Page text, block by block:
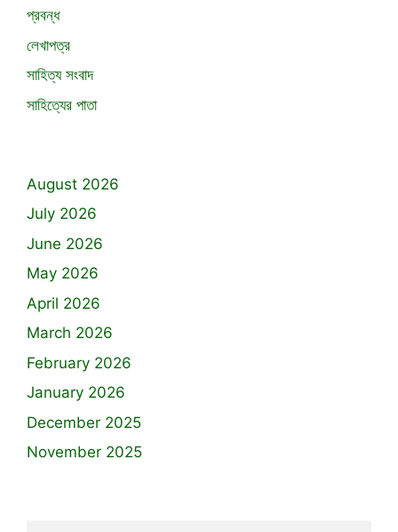
প্রবন্ধ
লেখাপত্র
সাহিত্য সংবাদ
সাহিত্যের পাতা
August 2026
July 2026
June 2026
May 2026
April 2026
March 2026
February 2026
January 2026
December 2025
November 2025